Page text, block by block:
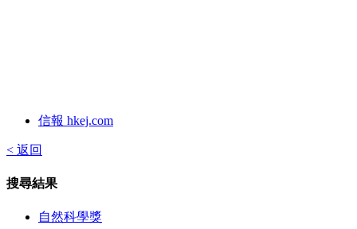
信報 hkej.com
< 返回
搜尋結果
自然科學獎